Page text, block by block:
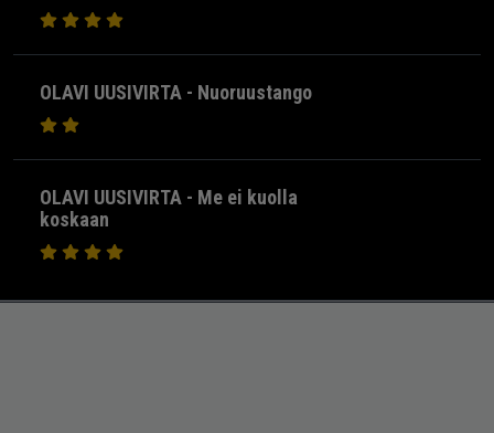
OLAVI UUSIVIRTA - Nuoruustango
OLAVI UUSIVIRTA - Me ei kuolla
koskaan